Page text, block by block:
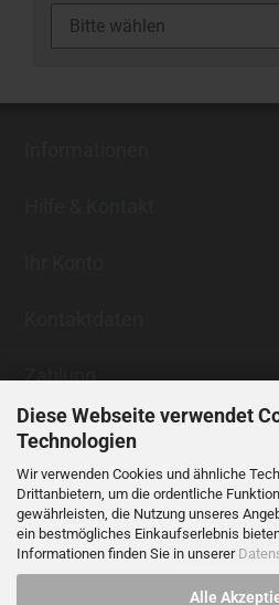
Diese Webseite verwendet
Technologien
Wir verwenden Cookies und ähnliche
Drittanbietern, um die ordentliche
gewährleisten, die Nutzung unseres
ein bestmögliches Einkaufserlebnis
Informationen finden Sie in unserer
Alle
Zahlung
Vertrag